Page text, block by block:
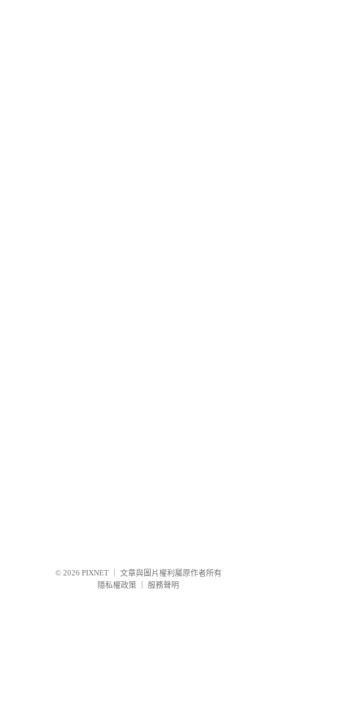
© 2026 PIXNET
文章與圖片權利屬原作者所有
隱私權政策
服務聲明